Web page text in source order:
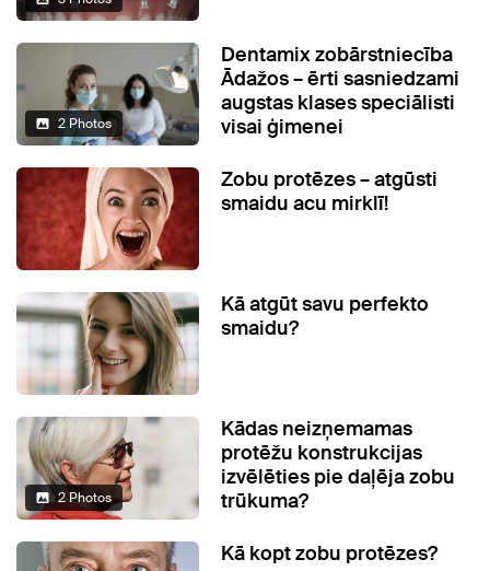
2 Photos
Dentamix zobārstniecība
Ādažos – ērti sasniedzami
augstas klases speciālisti
visai ģimenei
Zobu protēzes – atgūsti
smaidu acu mirklī!
Kā atgūt savu perfekto
smaidu?
2 Photos
Kādas neizņemamas
protēžu konstrukcijas
izvēlēties pie daļēja zobu
trūkuma?
Kā kopt zobu protēzes?